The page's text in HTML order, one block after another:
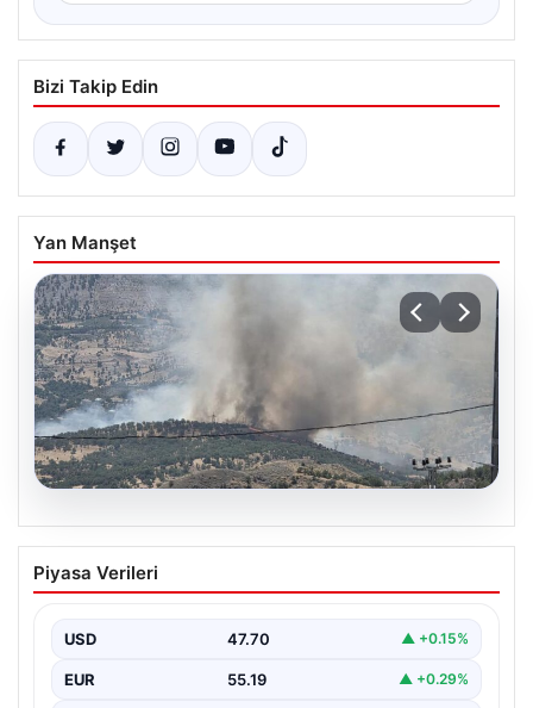
Bizi Takip Edin
Yan Manşet
Adıyaman’da Orman Yangınına Anında
Müdahale Ediliyor
Kütüklü köyleri arasındaki geniş ormanlık alan, aniden
çıkan…
Piyasa Verileri
USD 47.70 ▲ +0.15%
EUR 55.19 ▲ +0.29%